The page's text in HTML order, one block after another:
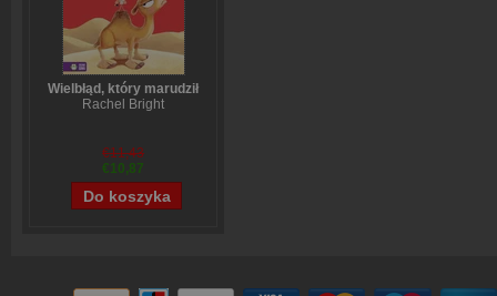
Wielbłąd, który marudził
Rachel Bright
€11,43
€10,87